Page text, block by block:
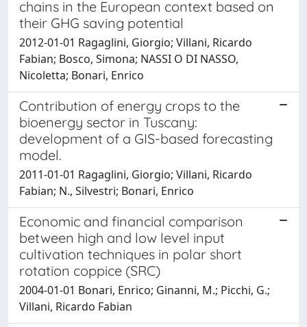
chains in the European context based on
their GHG saving potential
2012-01-01 Ragaglini, Giorgio; Villani, Ricardo
Fabian; Bosco, Simona; NASSI O DI NASSO,
Nicoletta; Bonari, Enrico
Contribution of energy crops to the
bioenergy sector in Tuscany:
development of a GIS-based forecasting
model.
2011-01-01 Ragaglini, Giorgio; Villani, Ricardo
Fabian; N., Silvestri; Bonari, Enrico
Economic and financial comparison
between high and low level input
cultivation techniques in polar short
rotation coppice (SRC)
2004-01-01 Bonari, Enrico; Ginanni, M.; Picchi, G.;
Villani, Ricardo Fabian